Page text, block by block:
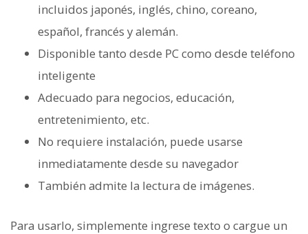
incluidos japonés, inglés, chino, coreano,
español, francés y alemán.
Disponible tanto desde PC como desde teléfono
inteligente
Adecuado para negocios, educación,
entretenimiento, etc.
No requiere instalación, puede usarse
inmediatamente desde su navegador
También admite la lectura de imágenes.
Para usarlo, simplemente ingrese texto o cargue un